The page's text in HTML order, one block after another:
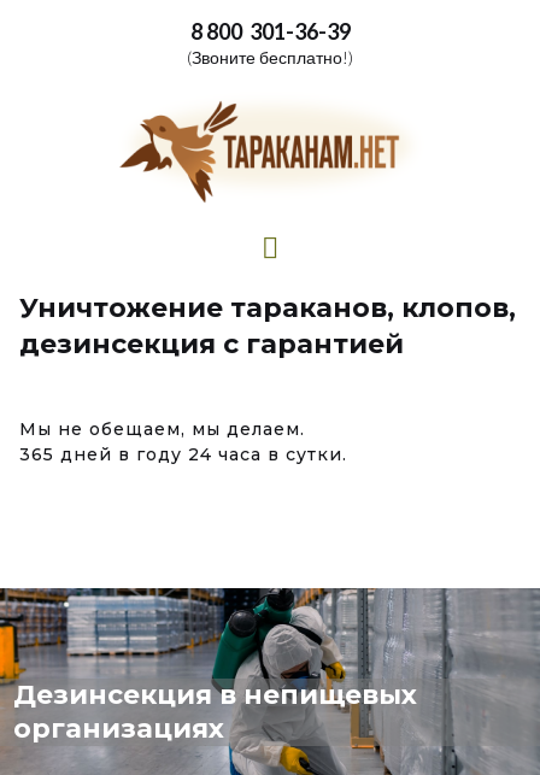
8 800 301-36-39
(Звоните бесплатно!)
Уничтожение тараканов, клопов,
дезинсекция с гарантией
Мы не обещаем, мы делаем.
365 дней в году 24 часа в сутки.
Дезинсекция в непищевых
организациях